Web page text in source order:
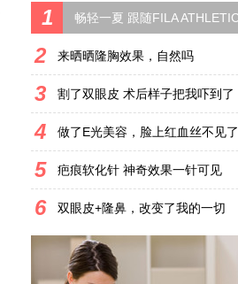
1
2 来晒晒隆胸效果，自然吗
3 割了双眼皮 术后样子把我吓到了
4 做了E光美容，脸上红血丝不见了
5 疤痕软化针 神奇效果一针可见
6 双眼皮+隆鼻，改变了我的一切